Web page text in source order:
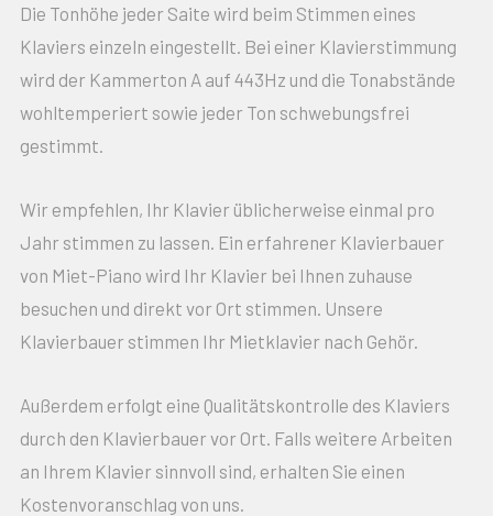
Die Tonhöhe jeder Saite wird beim Stimmen eines
Klaviers einzeln eingestellt. Bei einer Klavierstimmung
wird der Kammerton A auf 443Hz und die Tonabstände
wohltemperiert sowie jeder Ton schwebungsfrei
gestimmt.
Wir empfehlen, Ihr Klavier üblicherweise einmal pro
Jahr stimmen zu lassen. Ein erfahrener Klavierbauer
von Miet-Piano wird Ihr Klavier bei Ihnen zuhause
besuchen und direkt vor Ort stimmen. Unsere
Klavierbauer stimmen Ihr Mietklavier nach Gehör.
Außerdem erfolgt eine Qualitätskontrolle des Klaviers
durch den Klavierbauer vor Ort. Falls weitere Arbeiten
an Ihrem Klavier sinnvoll sind, erhalten Sie einen
Kostenvoranschlag von uns.